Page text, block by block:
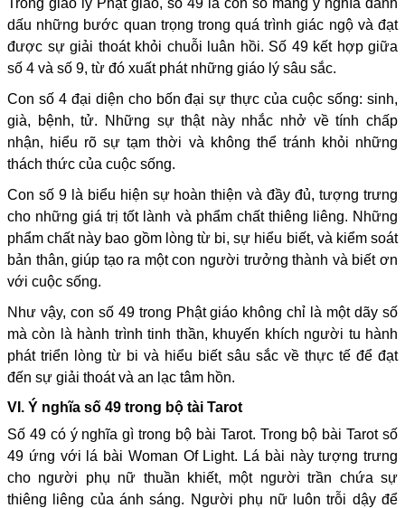
Trong giáo lý Phật giáo, số 49 là con số mang ý nghĩa đánh
dấu những bước quan trọng trong quá trình giác ngộ và đạt
được sự giải thoát khỏi chuỗi luân hồi. Số 49 kết hợp giữa
số 4 và số 9, từ đó xuất phát những giáo lý sâu sắc.
Con số 4 đại diện cho bốn đại sự thực của cuộc sống: sinh,
già, bệnh, tử. Những sự thật này nhắc nhở về tính chấp
nhận, hiểu rõ sự tạm thời và không thể tránh khỏi những
thách thức của cuộc sống.
Con số 9 là biểu hiện sự hoàn thiện và đầy đủ, tượng trưng
cho những giá trị tốt lành và phẩm chất thiêng liêng. Những
phẩm chất này bao gồm lòng từ bi, sự hiểu biết, và kiểm soát
bản thân, giúp tạo ra một con người trưởng thành và biết ơn
với cuộc sống.
Như vậy, con số 49 trong Phật giáo không chỉ là một dãy số
mà còn là hành trình tinh thần, khuyến khích người tu hành
phát triển lòng từ bi và hiểu biết sâu sắc về thực tế để đạt
đến sự giải thoát và an lạc tâm hồn.
VI. Ý nghĩa số 49 trong bộ tài Tarot
Số 49 có ý nghĩa gì trong bộ bài Tarot. Trong bộ bài Tarot số
49 ứng với lá bài Woman Of Light. Lá bài này tượng trưng
cho người phụ nữ thuần khiết, một người trần chứa sự
thiêng liêng của ánh sáng. Người phụ nữ luôn trỗi dậy để